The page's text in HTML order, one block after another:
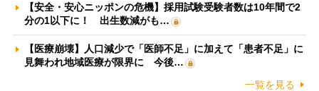
【安全・安心ニッポンの危機】採用試験受験者数は10年間で2
分の1以下に！ 出生数減がも…
【医療崩壊】人口減少で「医師不足」に加えて「患者不足」に
見舞われ地域医療が限界に 今後…
一覧を見る